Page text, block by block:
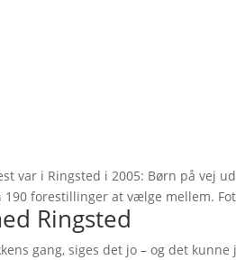
var i Ringsted i 2005: Børn på vej
forestillinger at vælge mellem.
Ringsted
gang, siges det jo – og det